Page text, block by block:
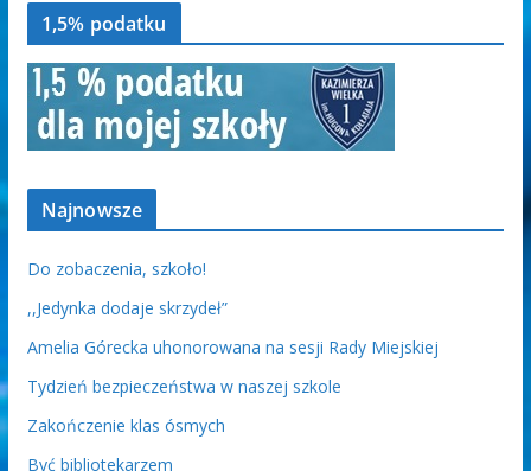
1,5% podatku
Najnowsze
Do zobaczenia, szkoło!
,,Jedynka dodaje skrzydeł”
Amelia Górecka uhonorowana na sesji Rady Miejskiej
Tydzień bezpieczeństwa w naszej szkole
Zakończenie klas ósmych
Być bibliotekarzem